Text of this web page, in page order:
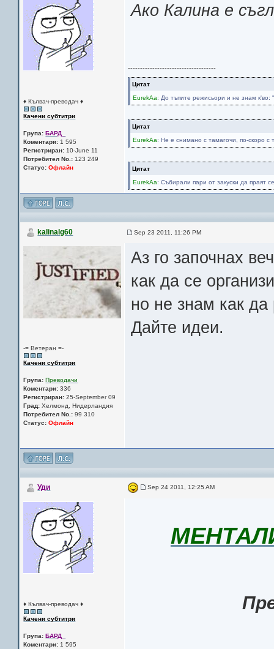
♦ Кълвач-преводач ♦
Качени субтитри
Група: БАРД_
Коментари: 1 595
Регистриран: 10-June 11
Потребител No.: 123 249
Статус: Офлайн
Ако Калина е
------------------------------------
Цитат
EurekAa: До тъпите режисьори и не знам
Цитат
EurekAa: Не е снимано с тамагочи, по-скоро с
Цитат
EurekAa: Събирали пари от закуски да праят
kalinalg60 Sep 23 2011, 11:26 PM
-= Ветеран =-
Качени субтитри
Група: Преводачи
Коментари: 336
Регистриран: 25-September 09
Град: Хелмонд, Нидерландия
Потребител No.: 99 310
Статус: Офлайн
Аз го започнах
как да се
но не знам как
Дайте идеи.
Уди Sep 24 2011, 12:25 AM
♦ Кълвач-преводач ♦
Качени субтитри
Група: БАРД_
Коментари: 1 595